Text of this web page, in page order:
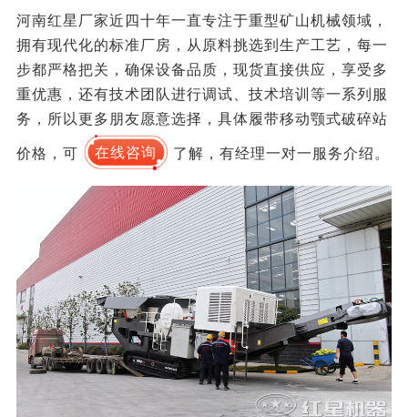
河南红星厂家近四十年一直专注于重型矿山机械领域，
拥有现代化的标准厂房，从原料挑选到生产工艺，每一
步都严格把关，确保设备品质，现货直接供应，享受多
重优惠，还有技术团队进行调试、技术培训等一系列服
务，所以更多朋友愿意选择，具体履带移动颚式破碎站
价格，可 在线咨询 了解，有经理一对一服务介绍。